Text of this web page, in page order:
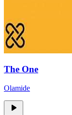
The One
Olamide